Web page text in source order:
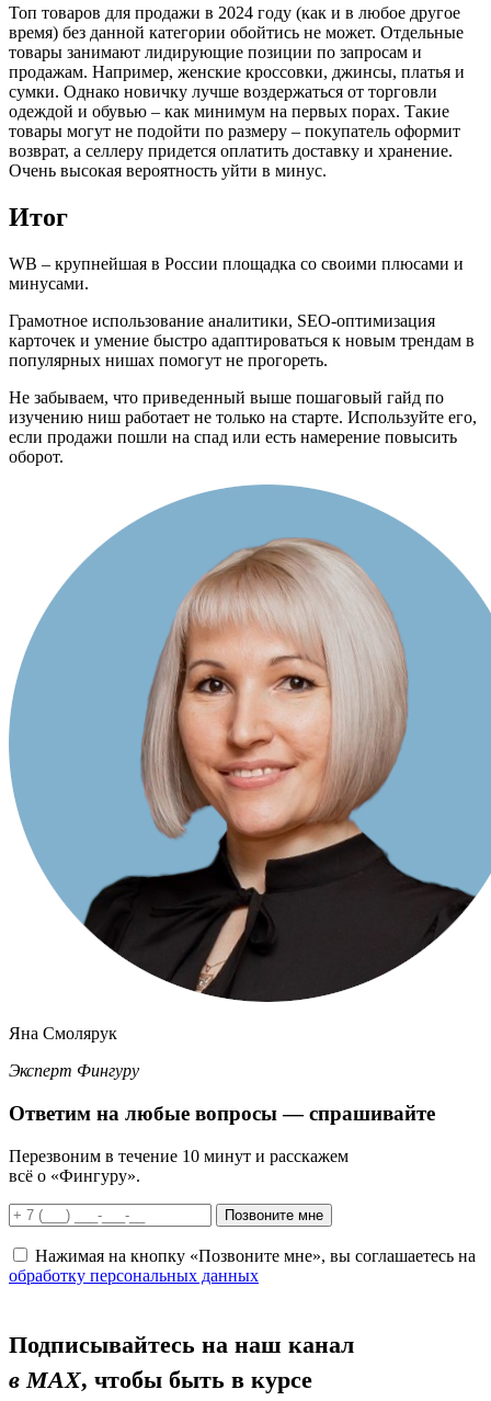
Топ товаров для продажи в 2024 году (как и в любое другое
время) без данной категории обойтись не может. Отдельные
товары занимают лидирующие позиции по запросам и
продажам. Например, женские кроссовки, джинсы, платья и
сумки. Однако новичку лучше воздержаться от торговли
одеждой и обувью – как минимум на первых порах. Такие
товары могут не подойти по размеру – покупатель оформит
возврат, а селлеру придется оплатить доставку и хранение.
Очень высокая вероятность уйти в минус.
Итог
WB – крупнейшая в России площадка со своими плюсами и
минусами.
Грамотное использование аналитики, SEO-оптимизация
карточек и умение быстро адаптироваться к новым трендам в
популярных нишах помогут не прогореть.
Не забываем, что приведенный выше пошаговый гайд по
изучению ниш работает не только на старте. Используйте его,
если продажи пошли на спад или есть намерение повысить
оборот.
Яна Смолярук
Эксперт Фингуру
Ответим на любые вопросы— спрашивайте
Перезвоним в течение 10 минут и расскажем
всё о «Фингуру».
Позвоните мне
Нажимая на кнопку «Позвоните мне», вы соглашаетесь на
обработку персональных данных
Подписывайтесь на наш канал
в MAX, чтобы быть в курсе